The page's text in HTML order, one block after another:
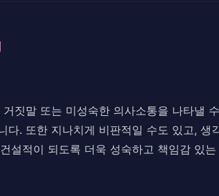
짓말 또는 미성숙한 의사소통을 나타낼
다. 또한 지나치게 비판적일 수도 있고,
설적이 되도록 더욱 성숙하고 책임감 있